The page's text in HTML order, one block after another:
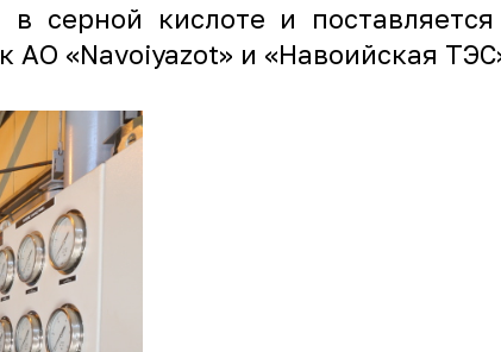
в серной кислоте и
АО «Navoiyazot» и «Навоийская